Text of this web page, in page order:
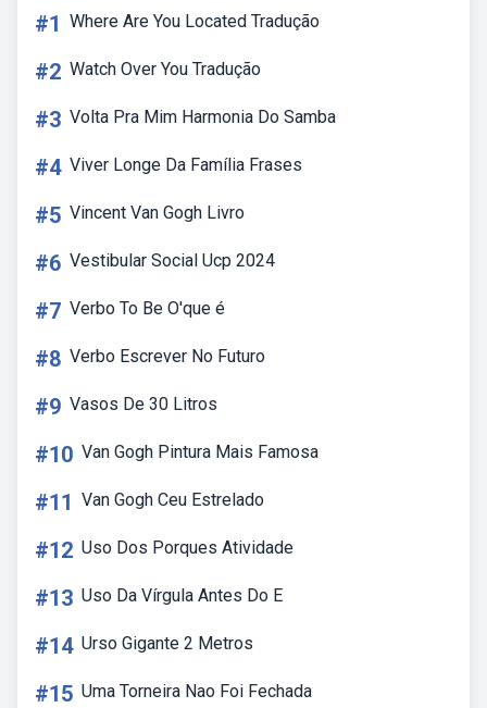
#1 Where Are You Located Tradução
#2 Watch Over You Tradução
#3 Volta Pra Mim Harmonia Do Samba
#4 Viver Longe Da Família Frases
#5 Vincent Van Gogh Livro
#6 Vestibular Social Ucp 2024
#7 Verbo To Be O'que é
#8 Verbo Escrever No Futuro
#9 Vasos De 30 Litros
#10 Van Gogh Pintura Mais Famosa
#11 Van Gogh Ceu Estrelado
#12 Uso Dos Porques Atividade
#13 Uso Da Vírgula Antes Do E
#14 Urso Gigante 2 Metros
#15 Uma Torneira Nao Foi Fechada